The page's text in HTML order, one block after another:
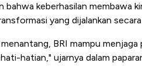
bahwa keberhasilan membawa
yang dijalankan
BRI mampu
hatian," ujarnya dalam